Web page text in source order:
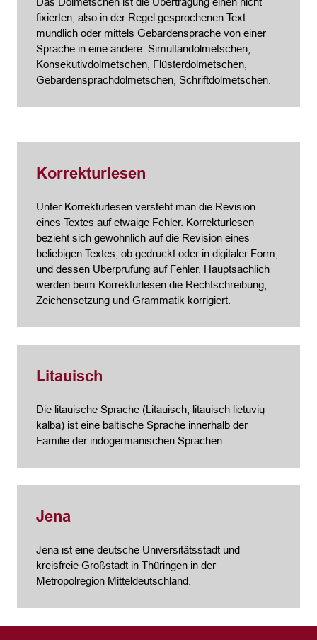
fixierten, also in der Regel gesprochenen Text
mündlich oder mittels Gebärdensprache von einer
Sprache in eine andere. Simultandolmetschen,
Konsekutivdolmetschen, Flüsterdolmetschen,
Gebärdensprachdolmetschen, Schriftdolmetschen.
Korrekturlesen
Unter Korrekturlesen versteht man die Revision
eines Textes auf etwaige Fehler. Korrekturlesen
bezieht sich gewöhnlich auf die Revision eines
beliebigen Textes, ob gedruckt oder in digitaler Form,
und dessen Überprüfung auf Fehler. Hauptsächlich
werden beim Korrekturlesen die Rechtschreibung,
Zeichensetzung und Grammatik korrigiert.
Litauisch
Die litauische Sprache (Litauisch; litauisch lietuvių
kalba) ist eine baltische Sprache innerhalb der
Familie der indogermanischen Sprachen.
Jena
Jena ist eine deutsche Universitätsstadt und
kreisfreie Großstadt in Thüringen in der
Metropolregion Mitteldeutschland.